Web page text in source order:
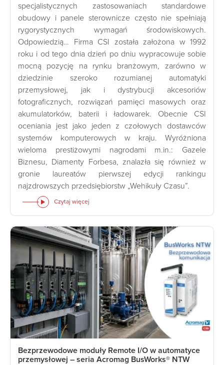
specjalistycznych zastosowaniach standardowe
obudowy i panele sterownicze często nie spełniają
rygorystycznych wymagań środowiskowych.
Odpowiedzią… Firma CSI została założona w 1992
roku i od tego dnia dzień po dniu wypracowuje sobie
mocną pozycję na rynku branżowym, zarówno w
dziedzinie szeroko rozumianej automatyki
przemysłowej, jak i dystrybucji akcesoriów
fotograficznych, rozwiązań pamięci masowych oraz
akumulatorków, baterii i ładowarek. Obecnie CSI
oceniania jest jako jeden z czołowych dostawców
systemów komputerowych w kraju. Wyróżniona
wieloma prestiżowymi nagrodami m.in.: Gazele
Biznesu, Diamenty Forbesa, znalazła się również w
gronie laureatów pierwszej edycji rankingu
najzdrowszych przedsiębiorstw „Wehikuły Czasu”.
Czytaj więcej
Bezprzewodowe moduły Remote I/O w automatyce
przemysłowej – seria Acromag BusWorks® NTW